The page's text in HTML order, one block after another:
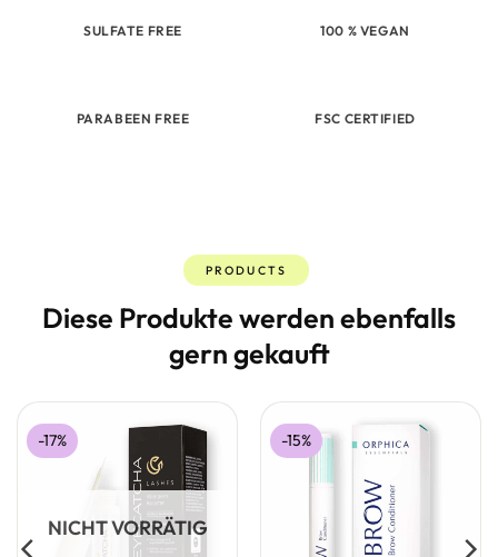
SULFATE FREE 100 % VEGAN
PARABEEN FREE FSC CERTIFIED
PRODUCTS
Diese Produkte werden ebenfalls
gern gekauft
-17%
NICHT VORRÄTIG
-15%